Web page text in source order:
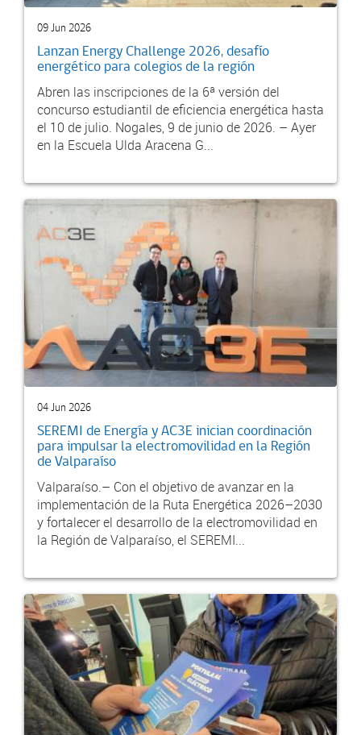
09 Jun 2026
Lanzan Energy Challenge 2026, desafío
energético para colegios de la región
Abren las inscripciones de la 6ª versión del
concurso estudiantil de eficiencia energética hasta
el 10 de julio. Nogales, 9 de junio de 2026. – Ayer
en la Escuela Ulda Aracena G...
04 Jun 2026
SEREMI de Energía y AC3E inician coordinación
para impulsar la electromovilidad en la Región
de Valparaíso
Valparaíso.– Con el objetivo de avanzar en la
implementación de la Ruta Energética 2026–2030
y fortalecer el desarrollo de la electromovilidad en
la Región de Valparaíso, el SEREMI...